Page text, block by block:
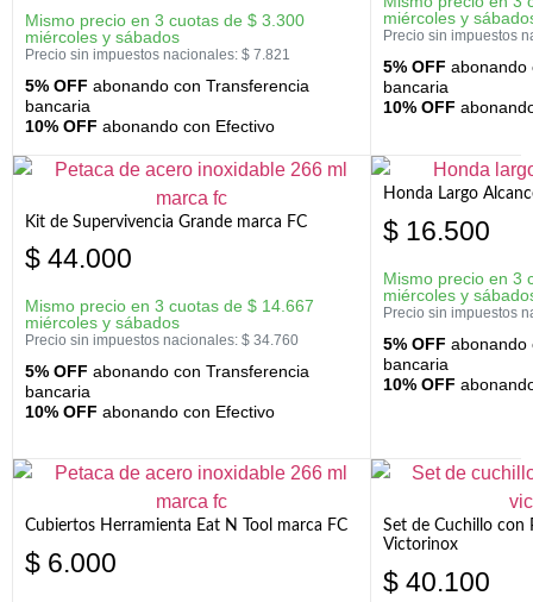
Mismo precio en 3 cuotas de $ 3.300
miércoles y sábados
Precio sin impuestos nacionales: $ 7.821
5% OFF abonando con Transferencia
bancaria
10% OFF abonando con Efectivo
miércoles y
Precio sin impuestos
5% OFF abonando
bancaria
10% OFF
Kit de Supervivencia Grande marca FC
$ 44.000
Mismo precio en 3 cuotas de $ 14.667
miércoles y sábados
Precio sin impuestos nacionales: $ 34.760
5% OFF abonando con Transferencia
bancaria
10% OFF abonando con Efectivo
Honda Largo
$ 16.500
Mismo precio en 3
miércoles y
Precio sin impuestos
5% OFF abonando
bancaria
10% OFF
Cubiertos Herramienta Eat N Tool marca FC
$ 6.000
Set de Cuchillo con
Victorinox
$ 40.100